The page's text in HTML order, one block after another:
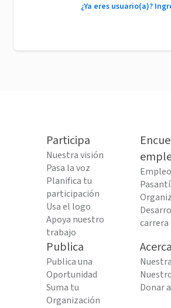
¿Ya eres usuario(a)?
Participa
Nuestra visión
Pasa la voz
Planifica tu
participación
Usa el logo
Apoya nuestro
trabajo
carrera
Publica
Publica una
Oportunidad
Suma tu
Organización
Donar